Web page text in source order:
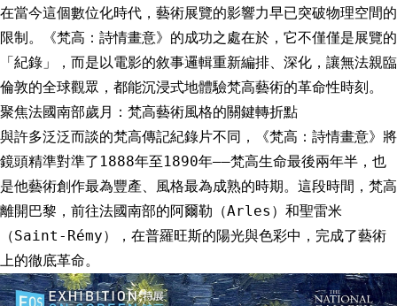
在當今這個數位化時代，藝術展覽的影響力早已突破物理空間的
限制。《梵高：詩情畫意》的成功之處在於，它不僅僅是展覽的
「紀錄」，而是以電影的敘事邏輯重新編排、深化，讓無法親臨
倫敦的全球觀眾，都能沉浸式地體驗梵高藝術的革命性時刻。
聚焦法國南部歲月：梵高藝術風格的關鍵轉折點
與許多泛泛而談的梵高傳記紀錄片不同，《梵高：詩情畫意》將
鏡頭精準對準了1888年至1890年——梵高生命最後兩年半，也
是他藝術創作最為豐產、風格最為成熟的時期。這段時間，梵高
離開巴黎，前往法國南部的阿爾勒（Arles）和聖雷米
（Saint-Rémy），在普羅旺斯的陽光與色彩中，完成了藝術
上的徹底革命。